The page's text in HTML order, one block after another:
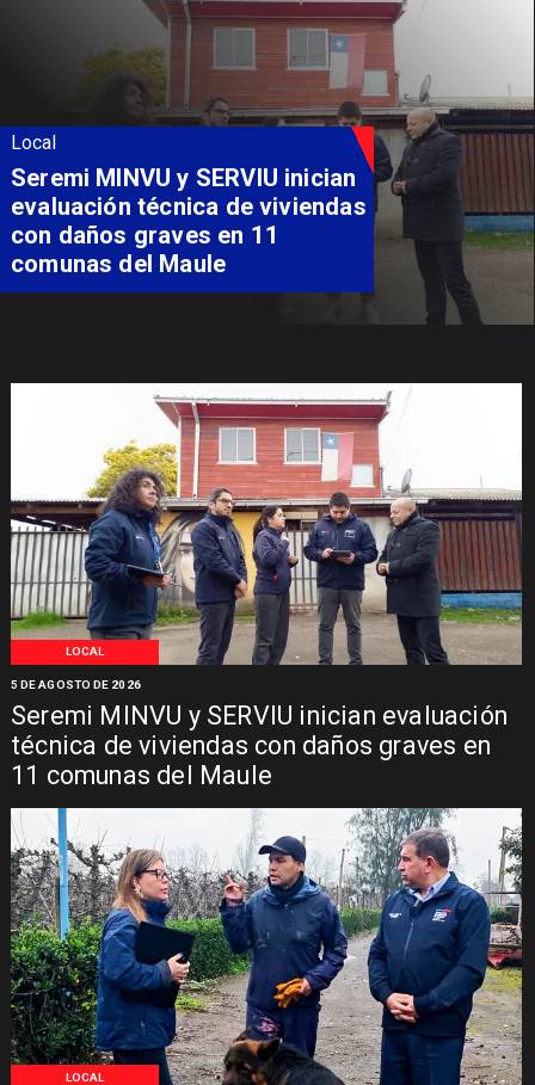
LOCAL
Seremi MINVU y SERVIU inician evaluación
técnica de viviendas con daños graves en
11 comunas del Maule
5 DE AGOSTO DE 2026
LOCAL
Local
Fondo Orasmi entrega apoyo a
familia de Romeral para
costear alimentación
especializada de niño con
Síndrome de Intestino Corto